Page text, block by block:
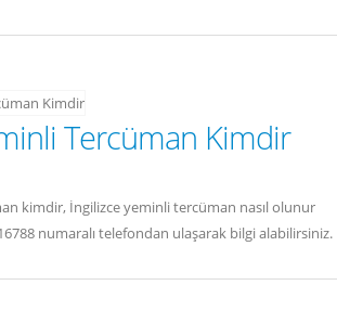
Tercüman Kimdir
kimdir, İngilizce yeminli tercüman nasıl olunur
numaralı telefondan ulaşarak bilgi alabilirsiniz.